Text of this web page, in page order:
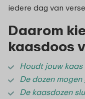
iedere dag van
Daarom
kaasdoos
Houdt jouw
De dozen
De kaasdozen